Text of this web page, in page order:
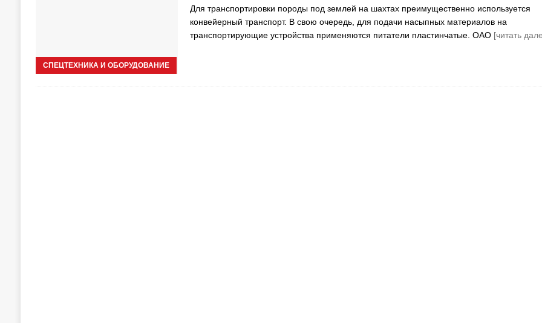
СПЕЦТЕХНИКА И ОБОРУДОВАНИЕ
Для транспортировки породы под землей на шахтах преимущественно используется
конвейерный транспорт. В свою очередь, для подачи насыпных материалов на
транспортирующие устройства применяются питатели пластинчатые. ОАО [читать